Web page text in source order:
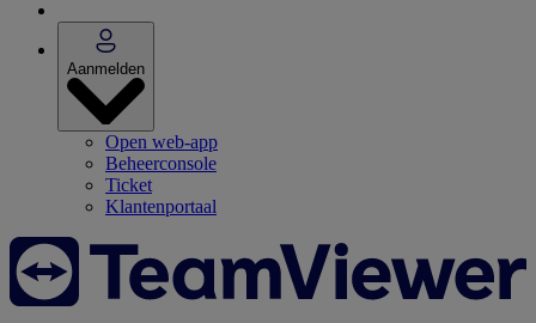
Aanmelden
Open web-app
Beheerconsole
Ticket
Klantenportaal